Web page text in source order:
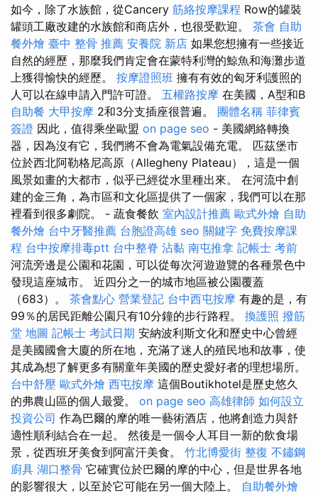
如今，除了水族館，從Cancery 筋絡按摩課程 Row的罐裝
罐頭工廠改建的水族館和商店外，也很受歡迎。 茶會 自助
餐外燴 臺中 整骨 推薦 安養院 新店 如果您想擁有一些接近
自然的經歷，那麼我們肯定會在蒙特利灣的鯨魚和海灘步道
上獲得愉快的經歷。 按摩證照班 擁有有效的匈牙利護照的
人可以在線申請入門許可證。 五權路按摩 在美國，A型和B
自助餐 大甲按摩 2和3分支插座很普遍。 團體名稱 菲律賓
簽證 因此，值得乘坐歐盟 on page seo - 美國網絡轉換
器，因為沒有它，我們將不會為電氣設備充電。 匹茲堡市
位於西北阿勒格尼高原（Allegheny Plateau），這是一個
風景如畫的大都市，似乎已經從水里種出來。 在河流中創
建的金三角，為市區和文化區提供了一個家，我們可以在那
裡看到很多劇院。 - 蔬食餐飲 室內設計推薦 歐式外燴 自助
餐外燴 台中牙醫推薦 台胞證高雄 seo 關鍵字 免費按摩課
程 台中按摩排毒ptt 台中整脊 沾黏 南屯推拿 記帳士 考前
河流旁邊是公園和花園，可以從每次河遊遊覽的各種景色中
發現這座城市。 近四分之一的城市地區被公園覆蓋
（683）。 茶會點心 營業登記 台中西屯按摩 有趣的是，有
99％的居民距離公園只有10分鐘的步行路程。 換護照 撥筋
堂 地圖 記帳士 考試日期 安納波利斯文化和歷史中心曾經
是美國國會大廈的所在地，充滿了迷人的殖民地和故事，使
其成為想了解更多有關童年美國的歷史愛好者的理想場所。
台中舒壓 歐式外燴 西屯按摩 這個Boutikhotel是歷史悠久
的弗農山區的個人最愛。 on page seo 高雄律師 如何設立
投資公司 作為巴爾的摩的唯一藝術酒店，他將創造力與舒
適性順利結合在一起。 然後是一個令人耳目一新的飲食場
景，從西班牙美食到阿富汗美食。 竹北博愛街 整復 不鏽鋼
廚具 湖口整骨 它確實位於巴爾的摩的中心，但是世界各地
的影響很大，以至於它可能在另一個大陸上。 自助餐外燴